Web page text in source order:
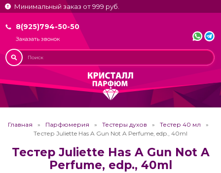
Минимальный заказ от 999 руб.
8(925)794-50-50
Заказать звонок
Главная Парфюмерия Тестеры духов
Тестер 40 мл
Тестер Juliette Has A Gun Not A Perfume, edp., 40ml
Тестер Juliette Has A Gun Not A
Perfume, edp., 40ml